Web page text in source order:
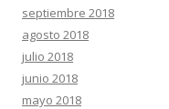
septiembre 2018
agosto 2018
julio 2018
junio 2018
mayo 2018